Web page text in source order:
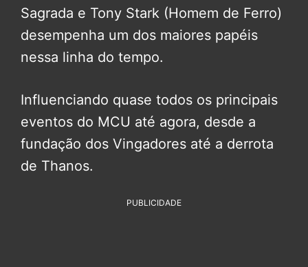
Sagrada e Tony Stark (Homem de Ferro)
desempenha um dos maiores papéis
nessa linha do tempo.
Influenciando quase todos os principais
eventos do MCU até agora, desde a
fundação dos Vingadores até a derrota
de Thanos.
PUBLICIDADE